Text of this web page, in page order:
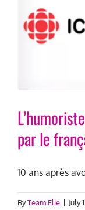
par le
10 ans après
ByTeam Elie | July